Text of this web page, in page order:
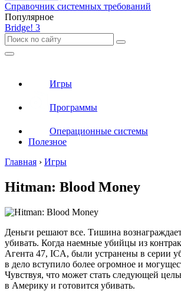
Справочник системных требований
Популярное
Bridge! 3
Игры
Программы
Операционные системы
Полезное
Главная › Игры
Hitman: Blood Money
Деньги решают все. Тишина
убивать. Когда наемные убийцы из
Агента 47, ICA, были устранены в серии
в дело вступило более огромное и
Чувствуя, что может стать следующей
в Америку и готовится убивать.